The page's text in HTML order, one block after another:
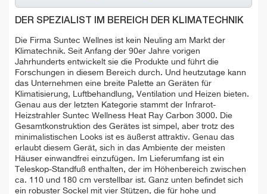
DER SPEZIALIST IM BEREICH DER KLIMATECHNIK
Die Firma Suntec Wellnes ist kein Neuling am Markt der
Klimatechnik. Seit Anfang der 90er Jahre vorigen
Jahrhunderts entwickelt sie die Produkte und führt die
Forschungen in diesem Bereich durch. Und heutzutage kann
das Unternehmen eine breite Palette an Geräten für
Klimatisierung, Luftbehandlung, Ventilation und Heizen bieten.
Genau aus der letzten Kategorie stammt der Infrarot-
Heizstrahler Suntec Wellness Heat Ray Carbon 3000. Die
Gesamtkonstruktion des Gerätes ist simpel, aber trotz des
minimalistischen Looks ist es äußerst attraktiv. Genau das
erlaubt diesem Gerät, sich in das Ambiente der meisten
Häuser einwandfrei einzufügen. Im Lieferumfang ist ein
Teleskop-Standfuß enthalten, der im Höhenbereich zwischen
ca. 110 und 180 cm verstellbar ist. Ganz unten befindet sich
ein robuster Sockel mit vier Stützen, die für hohe und